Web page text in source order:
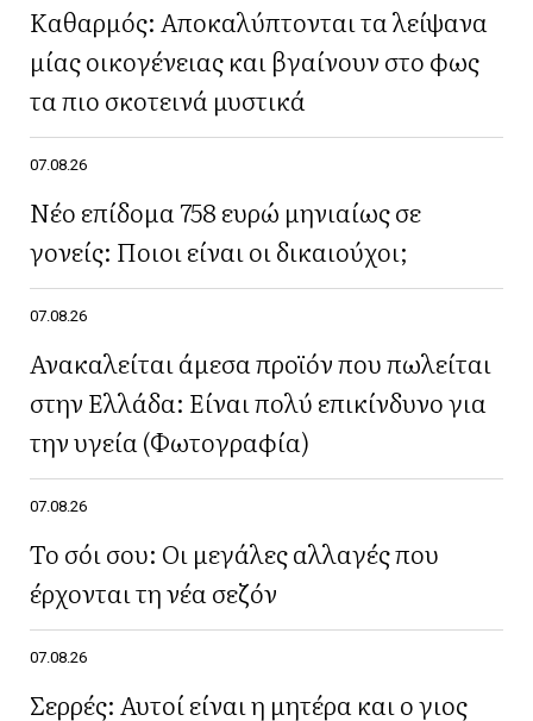
Καθαρμός: Αποκαλύπτονται τα λείψανα
μίας οικογένειας και βγαίνουν στο φως
τα πιο σκοτεινά μυστικά
07.08.26
Νέο επίδομα 758 ευρώ μηνιαίως σε
γονείς: Ποιοι είναι οι δικαιούχοι;
07.08.26
Ανακαλείται άμεσα προϊόν που πωλείται
στην Ελλάδα: Είναι πολύ επικίνδυνο για
την υγεία (Φωτογραφία)
07.08.26
Το σόι σου: Οι μεγάλες αλλαγές που
έρχονται τη νέα σεζόν
07.08.26
Σερρές: Αυτοί είναι η μητέρα και ο γιος